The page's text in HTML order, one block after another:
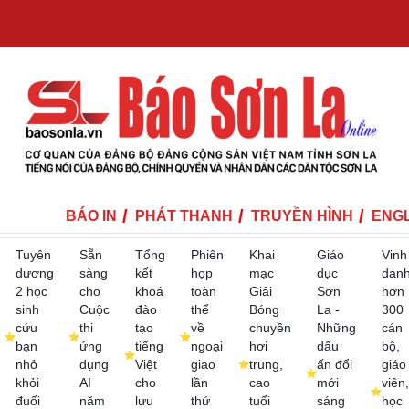
BÁO IN PHÁT THANH TRUYỀN HÌNH
Tuyên
dương
2 học
sinh
cứu
bạn
nhỏ
khỏi
đuối
Sẵn
sàng
cho
Cuộc
thi
ứng
dụng
AI
năm
Tổng
kết
khoá
đào
tạo
tiếng
Việt
cho
lưu
Phiên
họp
toàn
thể
về
ngoại
giao
lần
thứ
Khai
mạc
Giải
Bóng
chuyền
hơi
trung,
cao
tuổi
Giáo
dục
Sơn
La -
Những
dấu
ấn đổi
mới
sáng
Vinh
hơn
300
cán
bộ,
giáo
viên,
học